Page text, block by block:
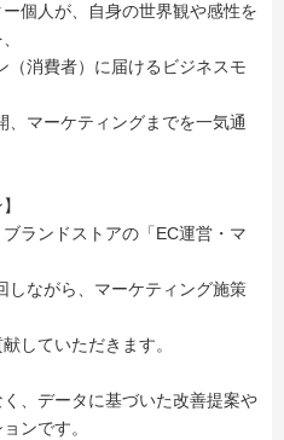
個人が、自身の世界観や感性を
（消費者）に届けるビジネスモ
、マーケティングまでを一気通
ランドストアの「EC運営・マ
しながら、マーケティング施策
していただきます。
、データに基づいた改善提案や
ンです。